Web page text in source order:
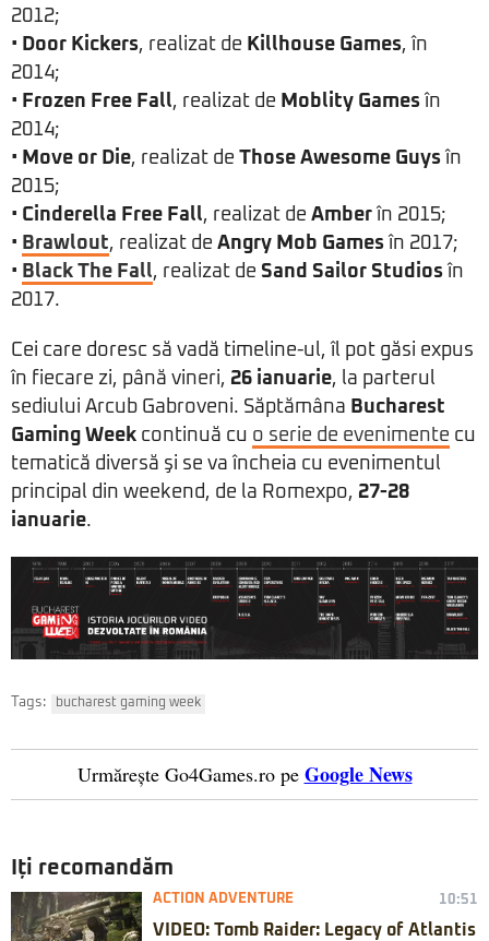
2012;
• Door Kickers, realizat de Killhouse Games, în
2014;
• Frozen Free Fall, realizat de Moblity Games în
2014;
• Move or Die, realizat de Those Awesome Guys în
2015;
• Cinderella Free Fall, realizat de Amber în 2015;
• Brawlout, realizat de Angry Mob Games în 2017;
• Black The Fall, realizat de Sand Sailor Studios în
2017.
Cei care doresc să vadă timeline-ul, îl pot găsi expus
în fiecare zi, până vineri, 26 ianuarie, la parterul
sediului Arcub Gabroveni. Săptămâna Bucharest
Gaming Week continuă cu o serie de evenimente cu
tematică diversă şi se va încheia cu evenimentul
principal din weekend, de la Romexpo, 27-28
ianuarie.
Tags: bucharest gaming week
Urmărește Go4Games.ro pe Google News
Iți recomandăm
ACTION ADVENTURE 10:51
VIDEO: Tomb Raider: Legacy of Atlantis